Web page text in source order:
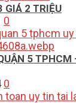
GIÁ 2 TRIỆU
0
5 TPHCM
0